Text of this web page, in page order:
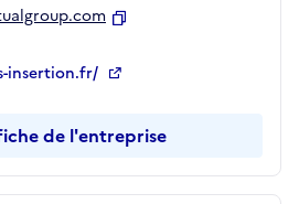
insertion.fr/
de l'entreprise